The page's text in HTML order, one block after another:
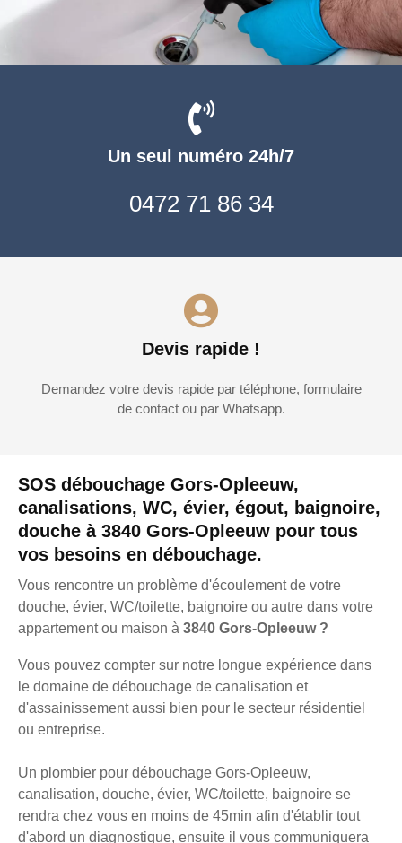
SOS débouchage Gors-Opleeuw,
canalisations, WC, évier, égout, baignoire,
douche à 3840 Gors-Opleeuw pour tous
vos besoins en débouchage.
Vous rencontre un problème d'écoulement de votre
douche, évier, WC/toilette, baignoire ou autre dans votre
appartement ou maison à 3840 Gors-Opleeuw ?
Vous pouvez compter sur notre longue expérience dans
le domaine de débouchage de canalisation et
d'assainissement aussi bien pour le secteur résidentiel
ou entreprise.
Un plombier pour débouchage Gors-Opleeuw,
canalisation, douche, évier, WC/toilette, baignoire se
rendra chez vous en moins de 45min afin d'établir tout
d'abord un diagnostique, ensuite il vous communiquera
Un seul numéro 24h/7
0472 71 86 34
Devis rapide !
Demandez votre devis rapide par téléphone, formulaire
de contact ou par Whatsapp.